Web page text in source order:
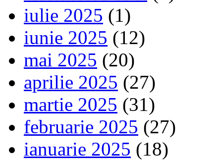
iulie 2025 (1)
iunie 2025 (12)
mai 2025 (20)
aprilie 2025 (27)
martie 2025 (31)
februarie 2025 (27)
ianuarie 2025 (18)